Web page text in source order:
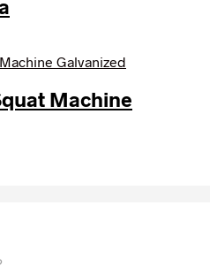
Machine